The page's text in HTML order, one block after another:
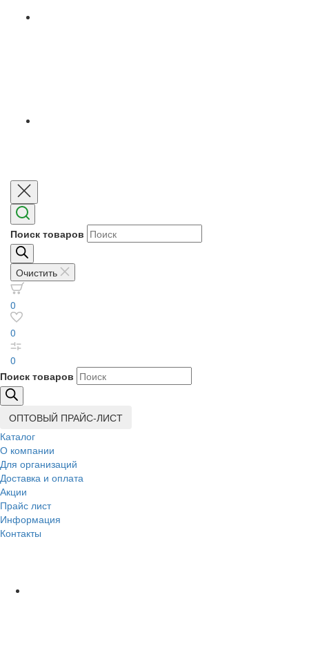
Поиск товаров
Очистить
0
0
0
Поиск товаров
ОПТОВЫЙ ПРАЙС-ЛИСТ
Каталог
О компании
Для организаций
Доставка и оплата
Акции
Прайс лист
Информация
Контакты